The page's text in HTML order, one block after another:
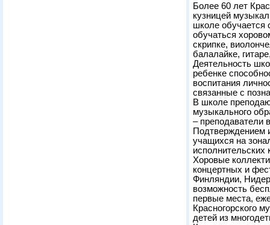
Более 60 лет
кузницей
школе обучается
обучаться
скрипке,
балалайке,
Деятельность
ребенке
воспитания
связанные с
В школе
музыкального
– преподаватели
Подтверждением
учащихся на
исполнительских
Хоровые
концертных и
Финляндии,
возможность
первые места,
Красногорского
детей из